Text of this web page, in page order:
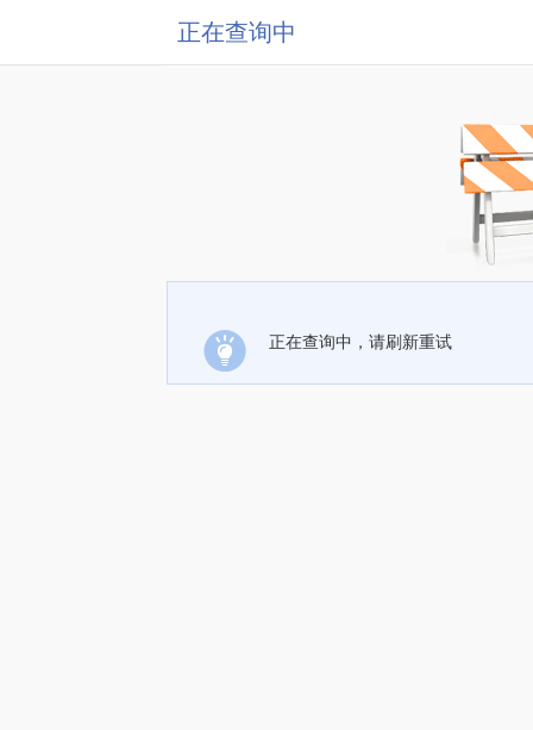
正在查询中
正在查询中，请刷新重试